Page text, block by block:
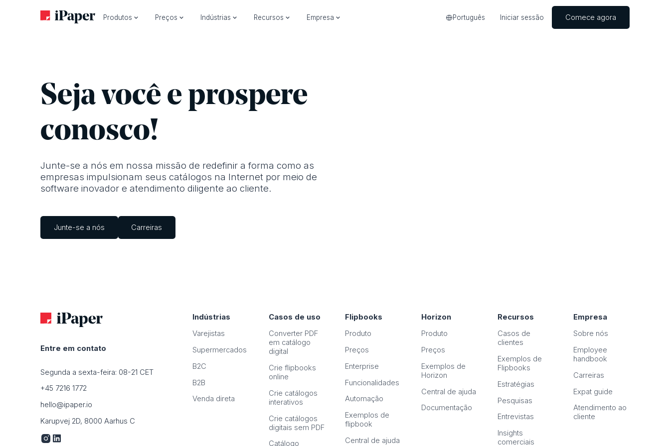
Produtos Preços Indústrias Recursos Empresa Português Iniciar sessão Comece agora
Seja você e prospere
conosco!
Junte-se a nós em nossa missão de redefinir a forma como as
empresas impulsionam seus catálogos na Internet por meio de
software inovador e atendimento diligente ao cliente.
Junte-se a nós Carreiras
Entre em contato
Segunda a sexta-feira: 08-21 CET
+45 7216 1772
hello@ipaper.io
Karupvej 2D, 8000 Aarhus C
Indústrias
Varejistas
Supermercados
B2C
B2B
Venda direta
Casos de uso
Converter PDF
em catálogo
digital
Crie flipbooks
online
Crie catálogos
interativos
Crie catálogos
digitais sem PDF
Catálogo
Flipbooks
Produto
Preços
Enterprise
Funcionalidades
Automação
Exemplos de
flipbook
Central de ajuda
Horizon
Produto
Preços
Exemplos de
Horizon
Central de ajuda
Documentação
Recursos
Casos de
clientes
Exemplos de
Flipbooks
Estratégias
Pesquisas
Entrevistas
Insights
comerciais
Empresa
Sobre nós
Employee
handbook
Carreiras
Expat guide
Atendimento ao
cliente